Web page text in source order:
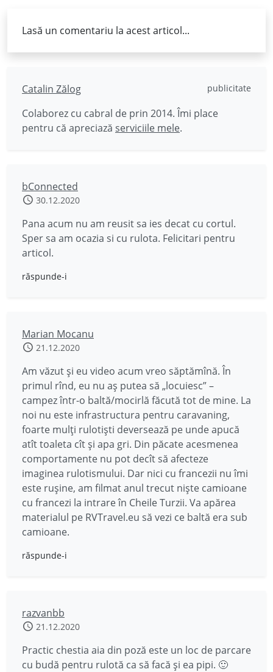
Lasă un comentariu la acest articol...
Catalin Zălog publicitate
Colaborez cu cabral de prin 2014. Îmi place
pentru că apreciază serviciile mele.
bConnected
30.12.2020
Pana acum nu am reusit sa ies decat cu cortul.
Sper sa am ocazia si cu rulota. Felicitari pentru
articol.
răspunde-i
Marian Mocanu
21.12.2020
Am văzut și eu video acum vreo săptămînă. În
primul rînd, eu nu aș putea să „locuiesc” –
campez într-o baltă/mocirlă făcută tot de mine. La
noi nu este infrastructura pentru caravaning,
foarte mulți rulotiști deversează pe unde apucă
atît toaleta cît și apa gri. Din păcate acesmenea
comportamente nu pot decît să afecteze
imaginea rulotismului. Dar nici cu francezii nu îmi
este rușine, am filmat anul trecut niște camioane
cu francezi la intrare în Cheile Turzii. Va apărea
materialul pe RVTravel.eu să vezi ce baltă era sub
camioane.
răspunde-i
razvanbb
21.12.2020
Practic chestia aia din poză este un loc de parcare
cu budă pentru rulotă ca să facă și ea pipi. 🙂